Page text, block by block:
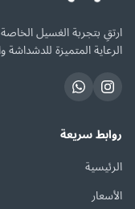
ارتقِ بتجربة الغسيل
الرعاية المتميزة للدشداشة
روابط سريعة
الرئيسية
الأسعار